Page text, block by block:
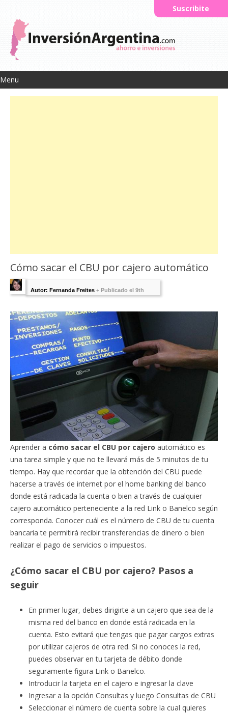
Menu
Suscribite
Cómo sacar el CBU por cajero automático
Autor: Fernanda Freites + Publicado el 9th
Aprender a cómo sacar el CBU por cajero automático es
una tarea simple y que no te llevará más de 5 minutos de tu
tiempo. Hay que recordar que la obtención del CBU puede
hacerse a través de internet por el home banking del banco
donde está radicada la cuenta o bien a través de cualquier
cajero automático perteneciente a la red Link o Banelco según
corresponda. Conocer cuál es el número de CBU de tu cuenta
bancaria te permitirá recibir transferencias de dinero o bien
realizar el pago de servicios o impuestos.
¿Cómo sacar el CBU por cajero? Pasos a
seguir
En primer lugar, debes dirigirte a un cajero que sea de la
misma red del banco en donde está radicada en la
cuenta. Esto evitará que tengas que pagar cargos extras
por utilizar cajeros de otra red. Si no conoces la red,
puedes observar en tu tarjeta de débito donde
seguramente figura Link o Banelco.
Introducir la tarjeta en el cajero e ingresar la clave
Ingresar a la opción Consultas y luego Consultas de CBU
Seleccionar el número de cuenta sobre la cual quieres